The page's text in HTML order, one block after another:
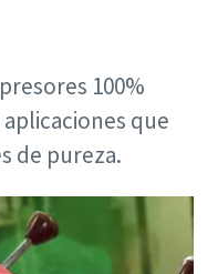
100%
que
de pureza.